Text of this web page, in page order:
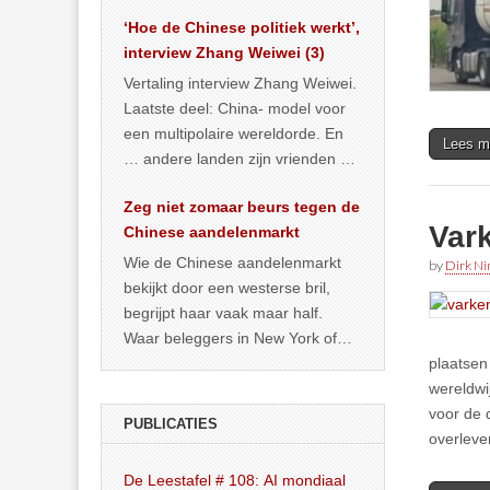
Lees
by Dirk
voor de
… >> lees meer
‘Hoe de Chinese politiek werkt’,
interview Zhang Weiwei (3)
Vertaling interview Zhang Weiwei.
Laatste deel: China- model voor
een multipolaire wereldorde. En
… andere landen zijn vrienden of
Zeg niet zomaar beurs tegen de
Chinese aandelenmarkt
Wie de Chinese aandelenmarkt
bekijkt door een westerse bril,
begrijpt haar vaak maar half.
Waar beleggers in New York of
PUBLICATIES
De Leestafel # 108: AI mondiaal